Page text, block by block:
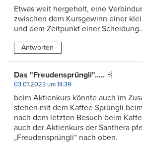
Etwas weit hergeholt, eine
zwischen dem Kursgewinn einer
und dem Zeitpunkt einer
Antworten
Das "Freudensprüngli".....
03.01.2023 um 14:39
beim Aktienkurs könnte auch im
stehen mit dem Kaffee Sprüngli
nach dem letzten Besuch beim
auch der Aktienkurs der Santhera
„Freudensprüngli“ nach oben.